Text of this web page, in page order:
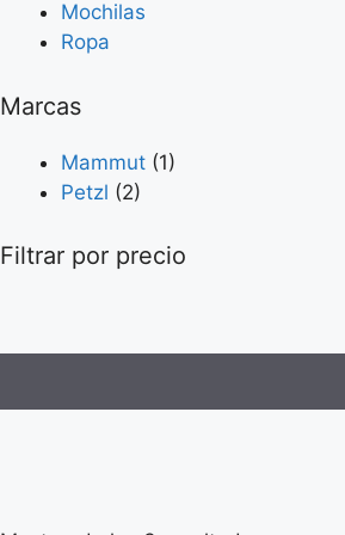
Mochilas
Ropa
Marcas
Mammut (1)
Petzl (2)
Filtrar por precio